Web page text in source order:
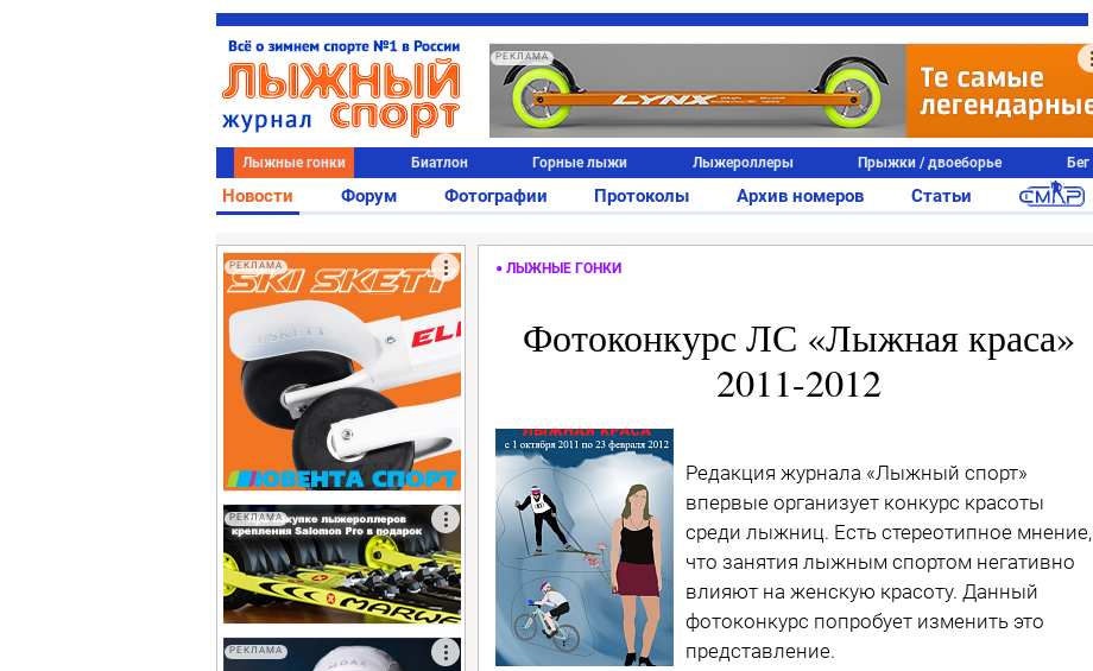
РЕКЛАМА
Лыжные гонки Биатлон Горные лыжи Лыжероллеры Прыжки / двоеборье Бег
Новости Форум Фотографии Протоколы Архив номеров Статьи
РЕКЛАМА
РЕКЛАМА
РЕКЛАМА
ЛЫЖНЫЕ ГОНКИ
Фотоконкурс ЛС «Лыжная краса»
2011-2012
Редакция журнала «Лыжный спорт»
впервые организует конкурс красоты
среди лыжниц. Есть стереотипное мнение,
что занятия лыжным спортом негативно
влияют на женскую красоту. Данный
фотоконкурс попробует изменить это
представление.